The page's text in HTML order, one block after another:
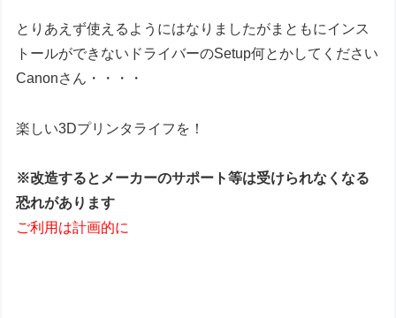
とりあえず使えるようにはなりましたがまともにインス
トールができないドライバーのSetup何とかしてください
Canonさん・・・・
楽しい3Dプリンタライフを！
※改造するとメーカーのサポート等は受けられなくなる
恐れがあります
ご利用は計画的に